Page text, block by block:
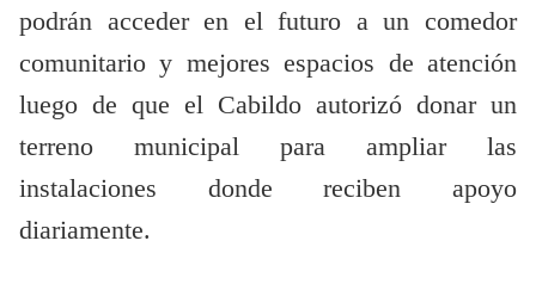
podrán acceder en el futuro a un comedor
comunitario y mejores espacios de atención
luego de que el Cabildo autorizó donar un
terreno municipal para ampliar las
instalaciones donde reciben apoyo
diariamente.